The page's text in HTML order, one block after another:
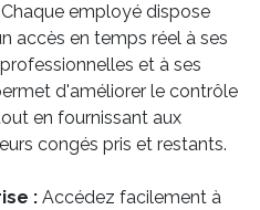
Chaque employé dispose
accès en temps réel à ses
et à ses
d'améliorer le contrôle
en fournissant aux
congés pris et restants.
: Accédez facilement à